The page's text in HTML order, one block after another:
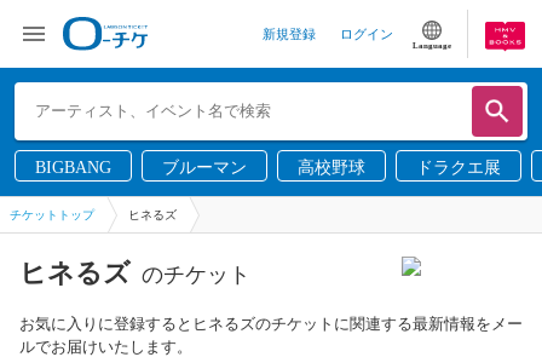
新規登録 ログイン
Language
BIGBANG ブルーマン 高校野球 ドラクエ展
チケットトップ ヒネるズ
ヒネるズ のチケット
お気に入りに登録するとヒネるズのチケットに関連する最新情報をメー
ルでお届けいたします。